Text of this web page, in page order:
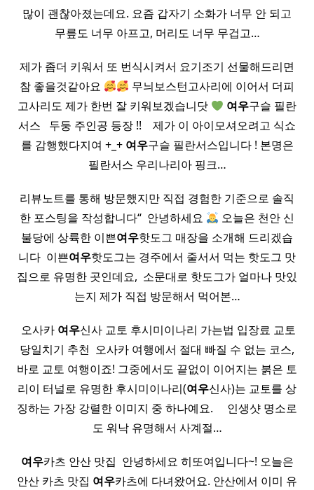
많이 괜찮아졌는데요. 요즘 갑자기 소화가 너무 안 되고
무릎도 너무 아프고, 머리도 너무 무겁고…
제가 좀더 키워서 또 번식시켜서 요기조기 선물해드리면
참 좋을것같아요
무늬보스턴고사리에 이어서 더피
고사리도 제가 한번 잘 키워보겠습니닷
여우구슬 필란
서스 ​ ​ 두둥 주인공 등장 !! ​ ​ ​ 제가 이 아이모셔오려고 식쇼
를 감행했다지여 +_+ 여우구슬 필란서스입니다 ! 본명은
필란서스 우리나리아 핑크…
리뷰노트를 통해 방문했지만 직접 경험한 기준으로 솔직
한 포스팅을 작성합니다“ ​ 안녕하세요
오늘은 천안 신
불당에 상륙한 이쁜여우핫도그 매장을 소개해 드리겠습
니다 ​ 이쁜여우핫도그는 경주에서 줄서서 먹는 핫도그 맛
집으로 유명한 곳인데요, ​ 소문대로 핫도그가 얼마나 맛있
는지 제가 직접 방문해서 먹어본…
​ 오사카 여우신사 교토 후시미이나리 가는법 입장료 교토
당일치기 추천 ​ 오사카 여행에서 절대 빠질 수 없는 코스,
바로 교토 여행이죠! 그중에서도 끝없이 이어지는 붉은 토
리이 터널로 유명한 후시미이나리(여우신사)는 교토를 상
징하는 가장 강렬한 이미지 중 하나예요. ​ ​ ​ ​ 인생샷 명소로
도 워낙 유명해서 사계절…
여우카츠 안산 맛집 ​ 안녕하세요 히또여입니다~! 오늘은
안산 카츠 맛집 여우카츠에 다녀왔어요. 안산에서 이미 유